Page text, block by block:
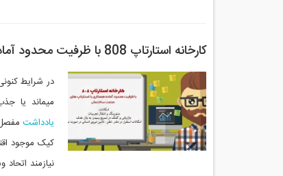
کارخانه استارتاپ 808 با ظرفیت محدود آماده همکاری با استارتاپ های صنعت ساختمان
در شرایط
میماند یا
یادداشت
نیازمند